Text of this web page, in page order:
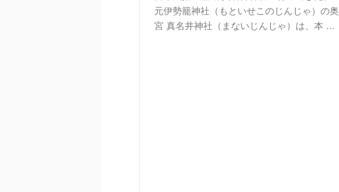
元伊勢籠神社（もといせこのじんじゃ）の奥
宮 真名井神社（まないじんじゃ）は、本 ...